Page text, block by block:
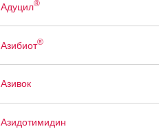
Адуцил®
Азибиот®
Азивок
Азидотимидин